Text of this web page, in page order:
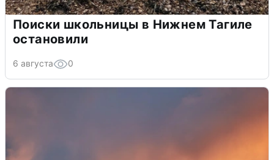
Поиски школьницы в Нижнем Тагиле
остановили
6 августа 0